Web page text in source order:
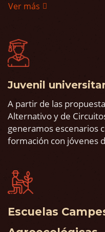
Ver más
Juvenil
A partir de las
Alternativo y de
generamos escenarios
formación con jóvenes
Escuelas